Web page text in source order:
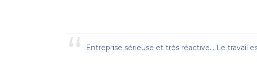
“ Entreprise sérieuse et très réactive... Le travail